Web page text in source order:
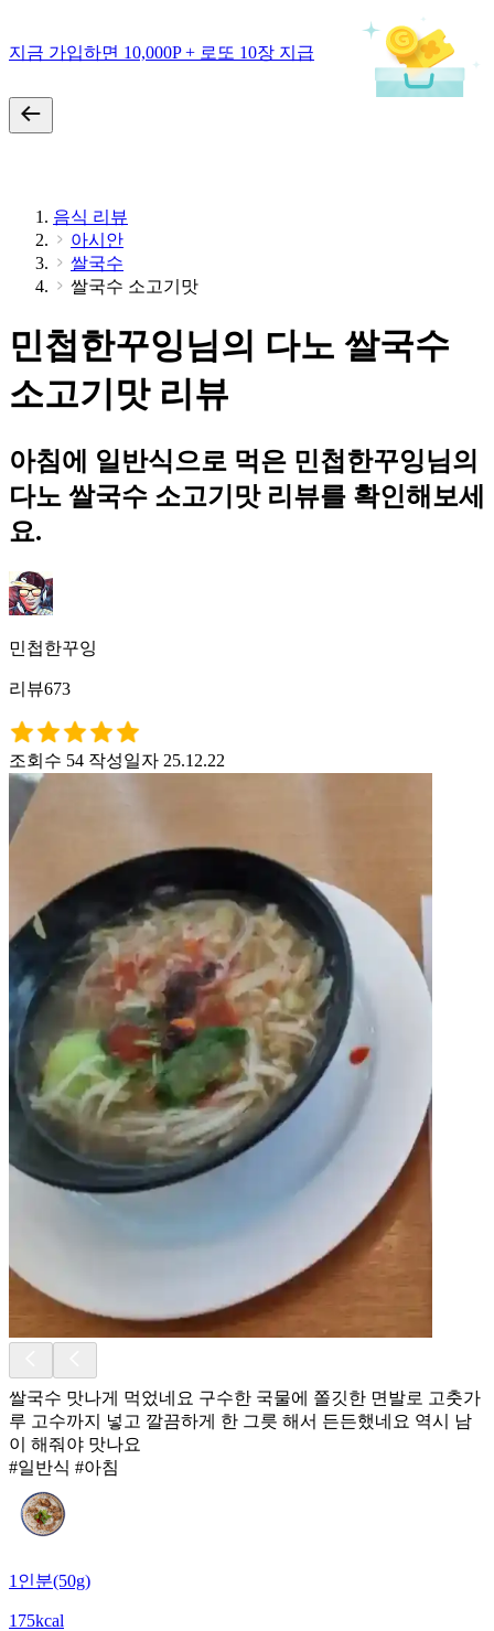
지금 가입하면 10,000P + 로또 10장 지급
음식 리뷰
아시안
쌀국수
쌀국수 소고기맛
민첩한꾸잉님의 다노 쌀국수
소고기맛 리뷰
아침에 일반식으로 먹은 민첩한꾸잉님의
다노 쌀국수 소고기맛 리뷰를 확인해보세
요.
민첩한꾸잉
리뷰673
조회수 54 작성일자 25.12.22
쌀국수 맛나게 먹었네요 구수한 국물에 쫄깃한 면발로 고춧가
루 고수까지 넣고 깔끔하게 한 그릇 해서 든든했네요 역시 남
이 해줘야 맛나요
#일반식 #아침
1인분(50g)
175kcal